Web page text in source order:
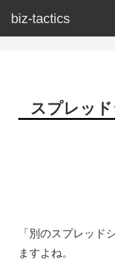
biz-tactics
スプレッ
「別のスプレッ
ますよね。